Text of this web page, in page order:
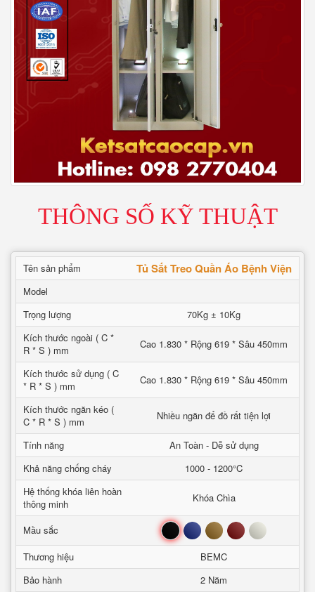
THÔNG SỐ KỸ THUẬT
Tên sản phẩm Tủ Sắt Treo Quần Áo Bệnh Viện
Model
Trọng lượng
70Kg ± 10Kg
Kích thước ngoài ( C *
R * S ) mm
Cao 1.830 * Rộng 619 * Sâu 450mm
Kích thước sử dụng ( C
* R * S ) mm
Cao 1.830 * Rộng 619 * Sâu 450mm
Kích thước ngăn kéo (
C * R * S ) mm
Nhiều ngăn để đồ rất tiện lợi
Tính năng
An Toàn - Dễ sử dụng
Khả năng chống cháy
1000 - 1200°C
Hệ thống khóa liên hoàn
thông minh
Khóa Chìa
Mầu sắc Đen Xanh Nâu Đỏ Trắng
Thương hiệu
BEMC
Bảo hành
2 Năm